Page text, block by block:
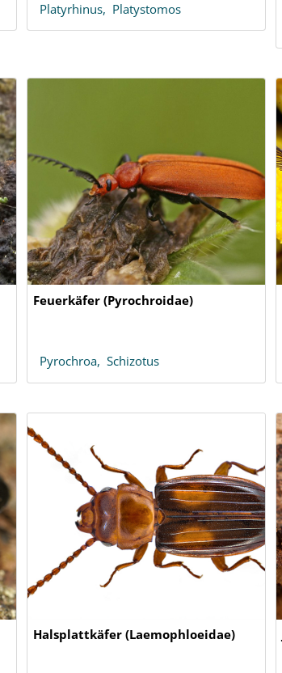
Platyrhinus, Platystomos
Feuerkäfer (Pyrochroidae)
Pyrochroa,Schizotus
Halsplattkäfer (Laemophloeidae)